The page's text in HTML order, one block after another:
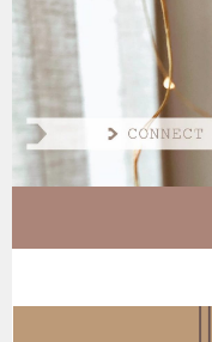
Spring
inhoud
AT
CONNECT GROW